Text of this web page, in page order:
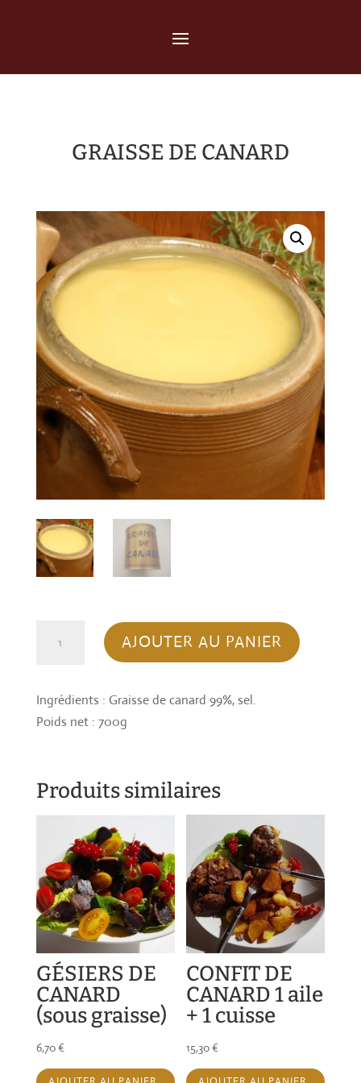
GRAISSE DE CANARD
DE
CANARD
AJOUTER AU PANIER
Ingrédients : Graisse de canard 99%, sel.
Poids net : 700g
Produits similaires
GÉSIERS DE
CANARD
(sous graisse)
6,70€
CONFIT DE
CANARD 1 aile
+ 1 cuisse
15,30€